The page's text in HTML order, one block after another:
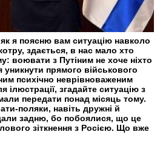
я поясню вам ситуацію навколо
здається, в нас мало хто
воювати з Путіним не хоче ніхто
уникнути прямого військового
психічно неврівноваженим
згадайте ситуацію з
передати понад місяць тому.
поляки, навіть дружні й
задню, бо побоялися, що це
зіткнення з Росією. Що вже